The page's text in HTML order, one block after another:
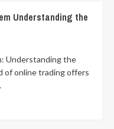
Understanding the
Understanding the
of online trading offers